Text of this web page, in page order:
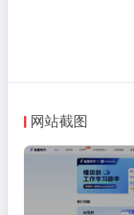
网站截图